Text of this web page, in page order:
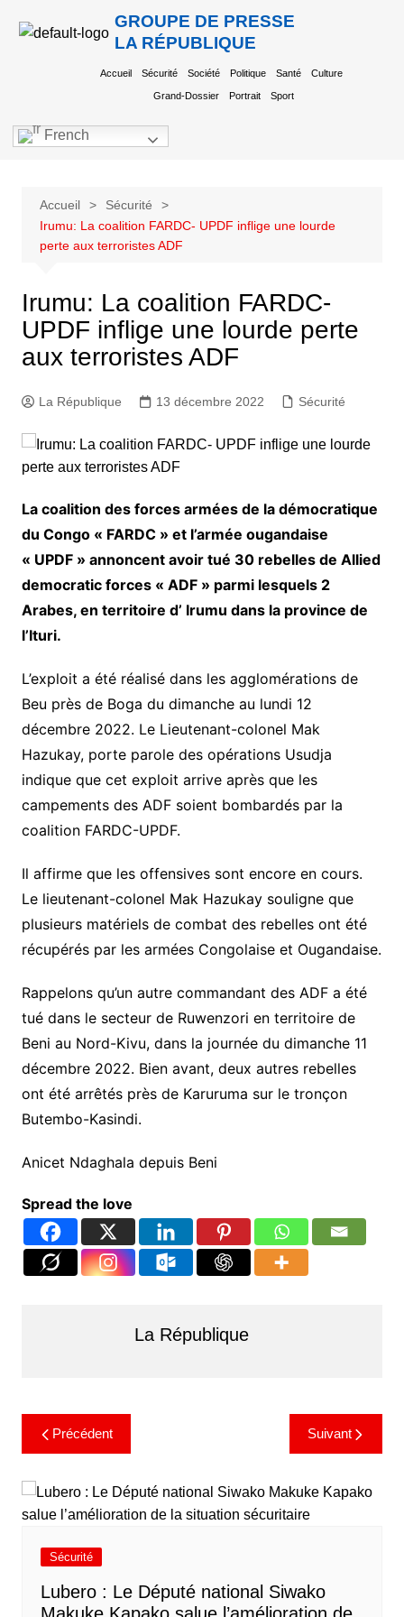
GROUPE DE PRESSE
LA RÉPUBLIQUE
Accueil Sécurité Société Politique Santé Culture
Grand-Dossier Portrait Sport
French
Accueil
Sécurité
Irumu: La coalition FARDC- UPDF inflige une lourde
perte aux terroristes ADF
Irumu: La coalition FARDC-
UPDF inflige une lourde perte
aux terroristes ADF
La République 13 décembre 2022 Sécurité
La coalition des forces armées de la démocratique
du Congo « FARDC » et l’armée ougandaise
« UPDF » annoncent avoir tué 30 rebelles de Allied
democratic forces « ADF » parmi lesquels 2
Arabes, en territoire d’ Irumu dans la province de
l’Ituri.
L’exploit a été réalisé dans les agglomérations de
Beu près de Boga du dimanche au lundi 12
décembre 2022. Le Lieutenant-colonel Mak
Hazukay, porte parole des opérations Usudja
indique que cet exploit arrive après que les
campements des ADF soient bombardés par la
coalition FARDC-UPDF.
Il affirme que les offensives sont encore en cours.
Le lieutenant-colonel Mak Hazukay souligne que
plusieurs matériels de combat des rebelles ont été
récupérés par les armées Congolaise et Ougandaise.
Rappelons qu’un autre commandant des ADF a été
tué dans le secteur de Ruwenzori en territoire de
Beni au Nord-Kivu, dans la journée du dimanche 11
décembre 2022. Bien avant, deux autres rebelles
ont été arrêtés près de Karuruma sur le tronçon
Butembo-Kasindi.
Anicet Ndaghala depuis Beni
Spread the love
La République
Précédent Suivant
Sécurité
Lubero : Le Député national Siwako